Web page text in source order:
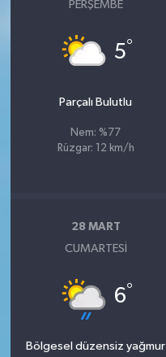
PERŞEMBE
5°
Parçalı Bulutlu
Nem: %77
Rüzgar: 12 km/h
28 MART
CUMARTESI
6°
Bölgesel düzensiz yağmur